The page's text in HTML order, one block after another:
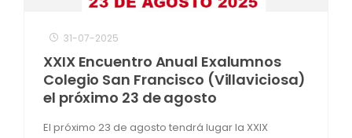
31-07-2025
XXIX Encuentro Anual Exalumnos
Colegio San Francisco (Villaviciosa)
el próximo 23 de agosto
El próximo 23 de agosto tendrá lugar la XXIX